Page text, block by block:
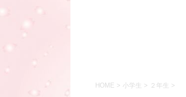
HOME > 小学生 > ２年生 >